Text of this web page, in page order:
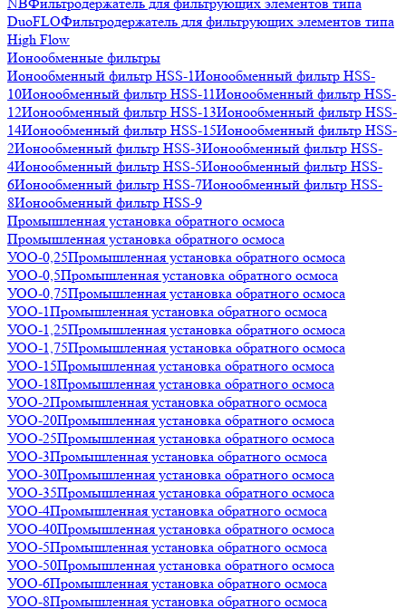
DuoFLOФильтродержатель для фильтрующих элементов типа
High Flow
Ионообменные фильтры
Ионообменный фильтр HSS-1Ионообменный фильтр HSS-
10Ионообменный фильтр HSS-11Ионообменный фильтр HSS-
12Ионообменный фильтр HSS-13Ионообменный фильтр HSS-
14Ионообменный фильтр HSS-15Ионообменный фильтр HSS-
2Ионообменный фильтр HSS-3Ионообменный фильтр HSS-
4Ионообменный фильтр HSS-5Ионообменный фильтр HSS-
6Ионообменный фильтр HSS-7Ионообменный фильтр HSS-
8Ионообменный фильтр HSS-9
Промышленная установка обратного осмоса
Промышленная установка обратного осмоса
УОО-0,25Промышленная установка обратного осмоса
УОО-0,5Промышленная установка обратного осмоса
УОО-0,75Промышленная установка обратного осмоса
УОО-1Промышленная установка обратного осмоса
УОО-1,25Промышленная установка обратного осмоса
УОО-1,75Промышленная установка обратного осмоса
УОО-15Промышленная установка обратного осмоса
УОО-18Промышленная установка обратного осмоса
УОО-2Промышленная установка обратного осмоса
УОО-20Промышленная установка обратного осмоса
УОО-25Промышленная установка обратного осмоса
УОО-3Промышленная установка обратного осмоса
УОО-30Промышленная установка обратного осмоса
УОО-35Промышленная установка обратного осмоса
УОО-4Промышленная установка обратного осмоса
УОО-40Промышленная установка обратного осмоса
УОО-5Промышленная установка обратного осмоса
УОО-50Промышленная установка обратного осмоса
УОО-6Промышленная установка обратного осмоса
УОО-8Промышленная установка обратного осмоса